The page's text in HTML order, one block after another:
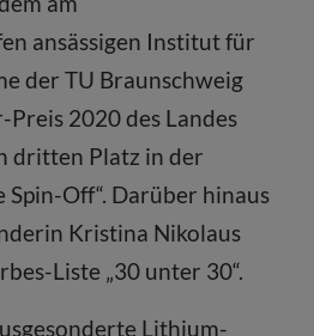
ansässigen Institut für
der TU Braunschweig
2020 des Landes
dritten Platz in der
Spin-Off“. Darüber hinaus
Kristina Nikolaus
Liste „30 unter 30“.
Lithium-